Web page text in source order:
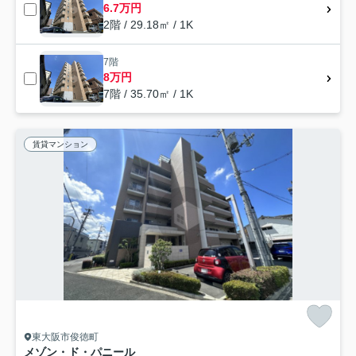
6.7万円
2階 / 29.18㎡ / 1K
7階
8万円
7階 / 35.70㎡ / 1K
賃貸マンション
東大阪市俊徳町
メゾン・ド・パニール